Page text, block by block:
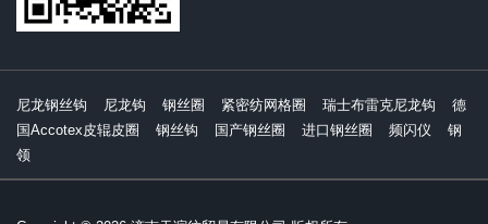
尼龙钢丝钩 尼龙钩 钢丝圈 紧密纺网格圈 瑞士布雷克尼龙钩
德
国Accotex皮辊皮圈
钢丝钩 国产钢丝圈 进口钢丝圈 频闪仪
钢
领